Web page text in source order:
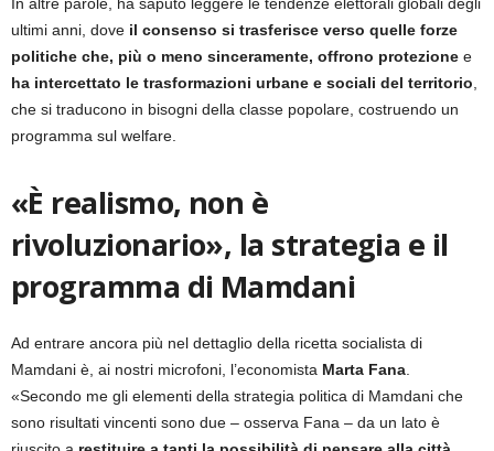
In altre parole, ha saputo leggere le tendenze elettorali globali degli
ultimi anni, dove il consenso si trasferisce verso quelle forze
politiche che, più o meno sinceramente, offrono protezione e
ha intercettato le trasformazioni urbane e sociali del territorio,
che si traducono in bisogni della classe popolare, costruendo un
programma sul welfare.
«È realismo, non è
rivoluzionario», la strategia e il
programma di Mamdani
Ad entrare ancora più nel dettaglio della ricetta socialista di
Mamdani è, ai nostri microfoni, l’economista Marta Fana.
«Secondo me gli elementi della strategia politica di Mamdani che
sono risultati vincenti sono due – osserva Fana – da un lato è